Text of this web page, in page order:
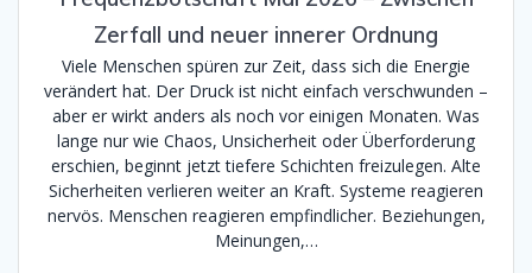
Zerfall und neuer innerer Ordnung
Viele Menschen spüren zur Zeit, dass sich die Energie
verändert hat. Der Druck ist nicht einfach verschwunden –
aber er wirkt anders als noch vor einigen Monaten. Was
lange nur wie Chaos, Unsicherheit oder Überforderung
erschien, beginnt jetzt tiefere Schichten freizulegen. Alte
Sicherheiten verlieren weiter an Kraft. Systeme reagieren
nervös. Menschen reagieren empfindlicher. Beziehungen,
Meinungen,…